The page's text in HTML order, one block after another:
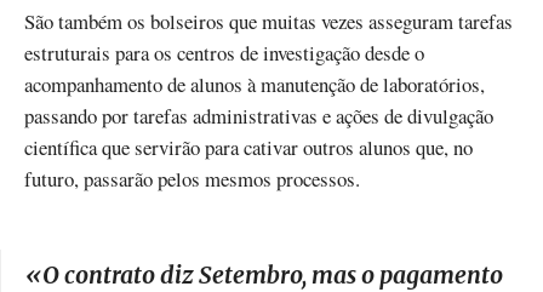
São também os bolseiros que muitas vezes asseguram tarefas
estruturais para os centros de investigação desde o
acompanhamento de alunos à manutenção de laboratórios,
passando por tarefas administrativas e ações de divulgação
científica que servirão para cativar outros alunos que, no
futuro, passarão pelos mesmos processos.
«O contrato diz Setembro, mas o pagamento